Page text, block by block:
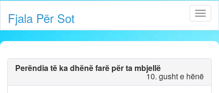
Fjala Për Sot
Perëndia të ka dhënë farë për ta mbjellë
10. gusht e hënë